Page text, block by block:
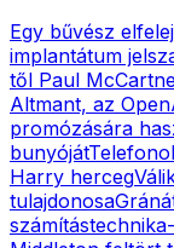
Egy bűvész
implantátum
től Paul
Altmant, az
promózására
bunyóját
Harry herceg
tulajdonosa